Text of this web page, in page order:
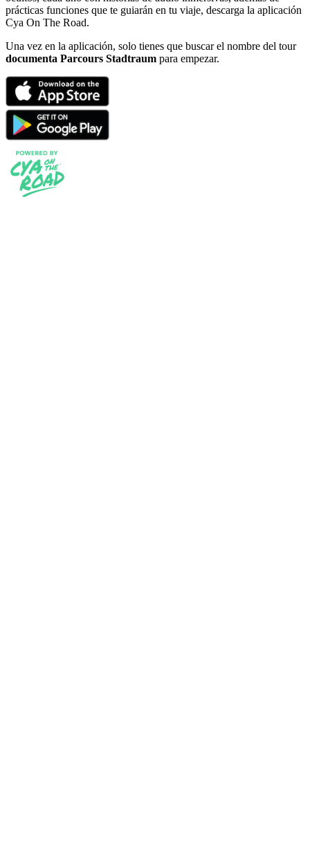
prácticas funciones que te guiarán en tu viaje, descarga la aplicación
Cya On The Road.
Una vez en la aplicación, solo tienes que buscar el nombre del tour
documenta Parcours Stadtraum para empezar.